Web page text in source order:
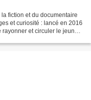
fiction et du documentaire
et curiosité : lancé en 2016
rayonner et circuler le jeune